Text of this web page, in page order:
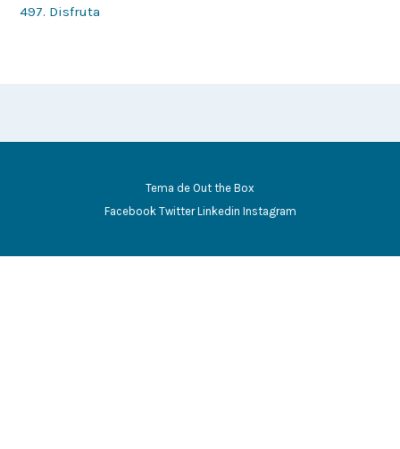
497. Disfruta
Tema de Out the Box
Facebook Twitter Linkedin Instagram